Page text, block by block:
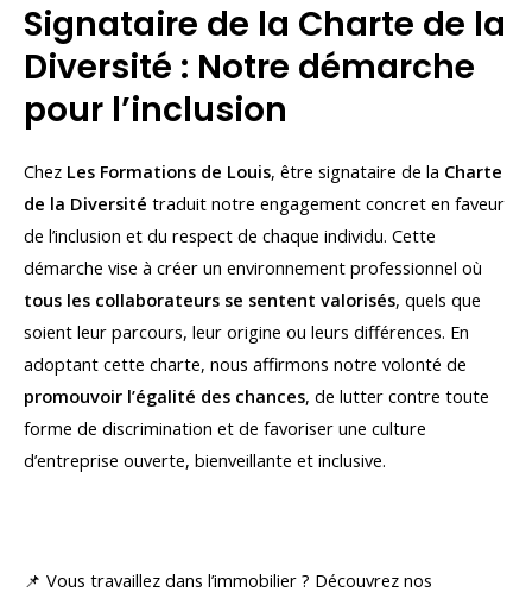
Signataire de la Charte de la
Diversité : Notre démarche
pour l’inclusion
Chez Les Formations de Louis, être signataire de la Charte
de la Diversité traduit notre engagement concret en faveur
de l’inclusion et du respect de chaque individu. Cette
démarche vise à créer un environnement professionnel où
tous les collaborateurs se sentent valorisés, quels que
soient leur parcours, leur origine ou leurs différences. En
adoptant cette charte, nous affirmons notre volonté de
promouvoir l’égalité des chances, de lutter contre toute
forme de discrimination et de favoriser une culture
d’entreprise ouverte, bienveillante et inclusive.
📌 Vous travaillez dans l’immobilier ? Découvrez nos